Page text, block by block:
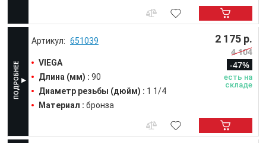
651039
VIEGA
Длина (мм) : 90
Диаметр резьбы (дюйм) : 1 1/4
Материал : бронза
2 175 р.
4 104
-47%
есть на
складе